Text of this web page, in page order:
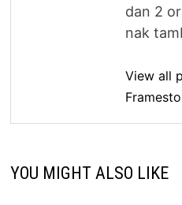
dan 2
nak
View all
YOU MIGHT ALSO LIKE